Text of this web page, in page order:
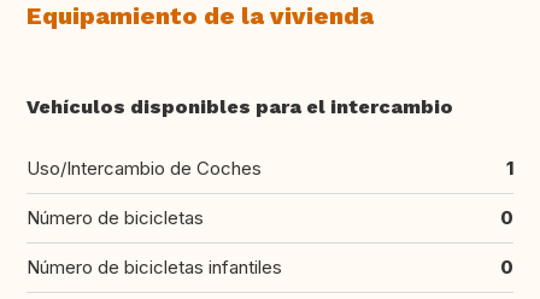
Equipamiento de la vivienda
Vehículos disponibles para el intercambio
Uso/Intercambio de Coches 1
Número de bicicletas 0
Número de bicicletas infantiles 0